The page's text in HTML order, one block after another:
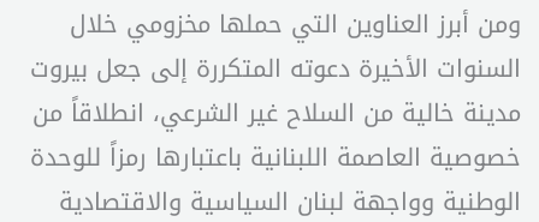
ومن أبرز العناوين التي حملها مخزومي خلال
السنوات الأخيرة دعوته المتكررة إلى جعل بيروت
مدينة خالية من السلاح غير الشرعي، انطلاقاً من
خصوصية العاصمة اللبنانية باعتبارها رمزاً للوحدة
الوطنية وواجهة لبنان السياسية والاقتصادية